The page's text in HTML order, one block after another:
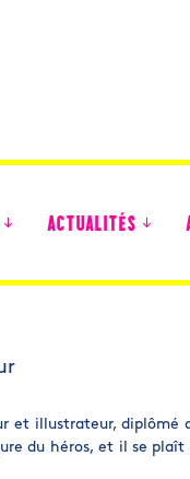
ACTUALITÉS
et illustrateur, diplômé
du héros, et il se